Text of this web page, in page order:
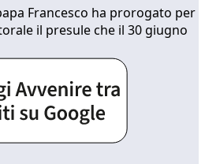
Francesco ha prorogato per
il presule che il 30 giugno